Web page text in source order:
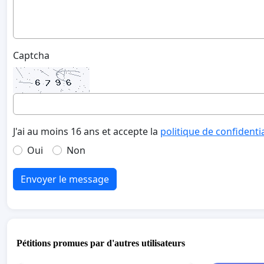
Captcha
J'ai au moins 16 ans et accepte la politique de
Oui
Non
Envoyer le message
Pétitions promues par d'autres utilisateurs